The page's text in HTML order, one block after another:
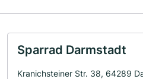
Sparrad Darmstadt
Kranichsteiner Str. 38, 64289